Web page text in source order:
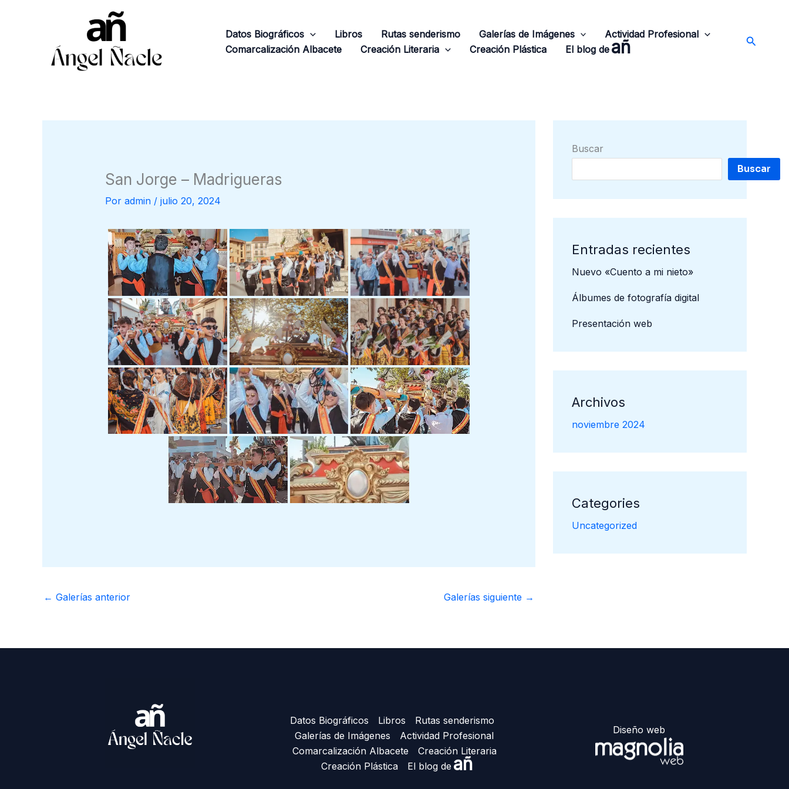
Datos Biográficos Libros Rutas senderismo Galerías de Imágenes
Actividad Profesional
Comarcalización Albacete
Creación Literaria Creación Plástica El blog de añ Buscar
San Jorge – Madrigueras
Por admin / julio 20, 2024
← Galerías anterior Galerías siguiente →
Buscar
Buscar
Entradas recientes
Nuevo «Cuento a mi nieto»
Álbumes de fotografía digital
Presentación web
Archivos
noviembre 2024
Categories
Uncategorized
Datos Biográficos Libros
Rutas senderismo
Galerías de Imágenes
Actividad Profesional
Comarcalización Albacete
Creación Literaria
Creación Plástica
El blog de añ
Diseño web